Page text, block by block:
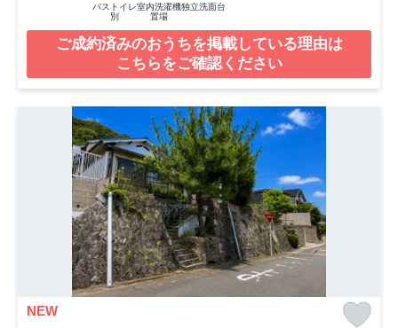
バストイレ
別
室内洗濯機
置場
独立洗面台
ご成約済みのおうちを掲載している理由は
こちらをご確認ください
NEW